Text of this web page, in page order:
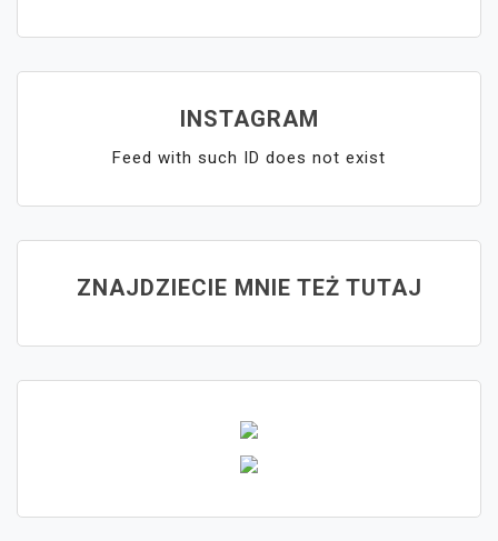
INSTAGRAM
Feed with such ID does not exist
ZNAJDZIECIE MNIE TEŻ TUTAJ